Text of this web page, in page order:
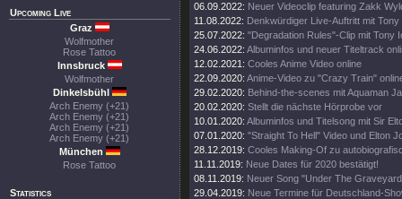
Upcoming Live
Graz
Wolfmother
Rose Tattoo
Innsbruck
Wolfmother
Dinkelsbühl
Arch Enemy (+21)
Arch Enemy (+21)
Arch Enemy (+21)
Arch Enemy (+21)
München
Rose Tattoo
Statistics
06.09.2022: Neuer Videoclip featuring Zakk
11.08.2022: Denkwürdiger Live-Auftritt mit Tony
25.07.2022: "Degradation Rules"-Clip mit Tony
24.06.2022: Albuminfos und neuer Titeltrack
12.02.2021: Cooles Anime Video online
22.09.2020: Anime-Video zu "Crazy Train"
29.02.2020: Behind-the-scenes mit Aquaman
20.02.2020: Stellt die nächste Hörprobe vor
10.01.2020: Albuminfos und Titelsong mit Sir
07.01.2020: "Straight To Hell" Video und Elton
28.12.2019: Cooles Making-Of zu
11.11.2019: Neue Dates für 2020 bestätigt!
08.11.2019: Neuer Song "Under The
29.04.2019: Neue Termine für Deutschland-